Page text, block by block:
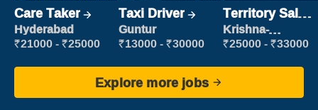
Care Taker
Hyderabad
₹21000 - ₹25000
Taxi Driver
Guntur
₹13000 - ₹30000
Territory Sales
Manager
Krishna-
vijayawada
₹25000 - ₹33000
Explore more jobs